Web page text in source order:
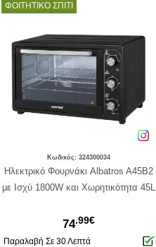
ΦΟΙΤΗΤΙΚΟ ΣΠΙΤΙ
Κωδικός: 324300034
Ηλεκτρικό Φουρνάκι Albatros A45B2
με Ισχύ 1800W και Χωρητικότητα 45L
74.99€
Παραλαβή Σε 30 Λεπτά